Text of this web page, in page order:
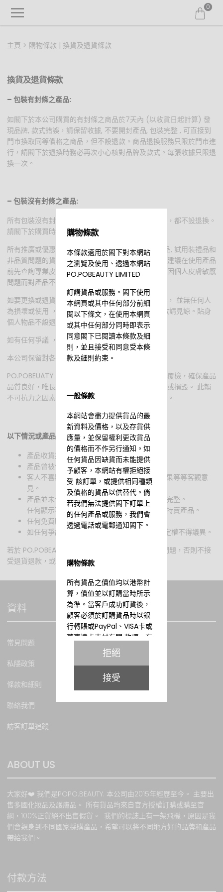
0
主頁 購物條款 | 換貨及退貨條款
換貨及退貨條款
– 包裝有封條之產品:
如閣下於本公司購買的有封條之商品於7天內 (以收貨日起計算) 發
現品牌, 款式錯誤，請保留收據, 不要開封產品, 包裝完整 , 可直接到
門市換取同等價格之商品，但不設退款。商品退換服務只限於門市進
行，請閣下於退換時務必再次小心核對品牌及款式。每張收據只限退
換一次。
– 包裝沒有封條之產品:
所有包裝沒有封條之產品因衛生問題，無論任何原因，都不設退換。
請閣下於購買時小心核對品牌及款式。
所有推廣或優惠期內購買的貨品, 郵費或任何免費贈品, 試用裝禮品和
非品質問題的貨品均不設退換。皮膚容易敏感的顧客建議在使用產品
前先查詢專業皮膚專科醫生的專業意見，如顧客單純因個人皮膚敏感
問題而對產品不適亦不設退換，敬請見諒。
如要更換或退貨，請保留購買資料，並保證商品完好， 並無任何人
為損壞或使用 ，否則恕未能提供更換或退貨服務，敬請見諒。貼身
個人物品不設退換，敬請見諒。
如有任何爭議 ， 本公司保留最終決定權。
本公司保留對各條款及細則作出刪改的權利。
PO.POBEUATY 服務態度專業謹慎，訂單送出前一再覆檢，確保產品
品質良好，唯長途送貨旅程或會引致產品傾瀉、變質或損毀。 此賴
不可抗力之因素，恕不接受退貨退款或退貨退換服務。
以下情況或產品恕不接受退貨退款或退貨退換服務：
產品收貨期已超過7天。
產品曾被使用(例如包裝膠紙或盒被撕去)。
客人不喜歡或滿意產品顏色、香味、包裝、效果等等客觀意
見。
產品並未保持完好包裝、已受破壞、損毀或不完整。
任何顯示不接受退貨的折扣產品、清貨產品或特賣產品。
任何免費贈品及試用裝禮品。
如任何爭議，PO.POBEAUTY網站保留最終決定權不得議異。
若於 PO.POBEAUTY 門市購買，除非貨品存有品質問題，否則不接
受退貨退款，或退貨退換服務。
資料
常見問題
私隱政策
條款和細則
聯絡我們
訪客訂單追蹤
ABOUT US
大家好❤️ 我們是POPO.BEAUTY. 本公司由2015年經歷至今。 主要出
售多國化妝品及護膚品。 所有貨品均來自官方授權訂購或購至官
網，100%正貨絕不出售假貨。 我們的標誌上有一架飛機，原因是我
們會親身到不同國家採購產品，希望可以將不同地方好的品牌和產品
帶給我們。
付款方法
購物條款
本條款適用於閣下對本網站
之瀏覽及使用、透過本網站
PO.POBEAUTY LIMITED
訂講貨品或服務。閣下使用
本網頁或其中任何部分前細
閱以下條文，在使用本網頁
或其中任何部分同時即表示
同意閣下已閱讀本條款及細
則，並且接受和同意受本條
款及細則約束。
一般條款
本網站會盡力提供貨品的最
新資料及價格，以及存貨供
應量，並保留權利更改貨品
的價格而不作另行通知。如
任何貨品因缺貨而未能提供
予顧客，本網站有權拒絕接
受 該訂單，或提供相同種類
及價格的貨品以供替代。倘
若我們無法提供閣下訂單上
的任何產品或服務，我們會
透過電話或電郵通知閣下。
購物條款
所有貨品之價值均以港幣計
算，價值並以訂購當時所示
為準。當客戶成功訂貨後，
顧客必須於訂購貨品時以銀
行轉賬或PayPal、VISA卡或
萬事達卡支付有關 款項。有
關銀行或第三方貿易商用於
處理信用卡交易通道發生故
責任。本網站會根據客戶所
提供之資料提供服務。如因
客戶提供錯誤資料 或因任何
恕不負責。 顧客將於收取貨
品時收到購物收據以作記
錄。
若選擇寄貨, 請注意所有郵寄
風險(包括郵寄導致貨品延
拒絕
接受